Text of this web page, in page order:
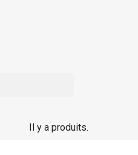
Il y a produits.